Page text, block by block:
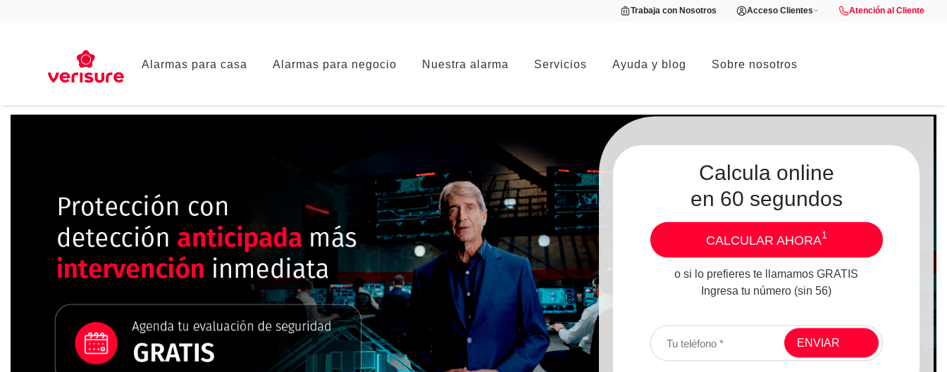
Trabaja con Nosotros Acceso Clientes Atención al Cliente
navigation
Alarmas para casa Alarmas para negocio Nuestra alarma Servicios Ayuda y blog Sobre nosotros
Calcula online
en 60 segundos
CALCULAR AHORA1
o si lo prefieres te llamamos GRATIS
Ingresa tu número (sin 56)